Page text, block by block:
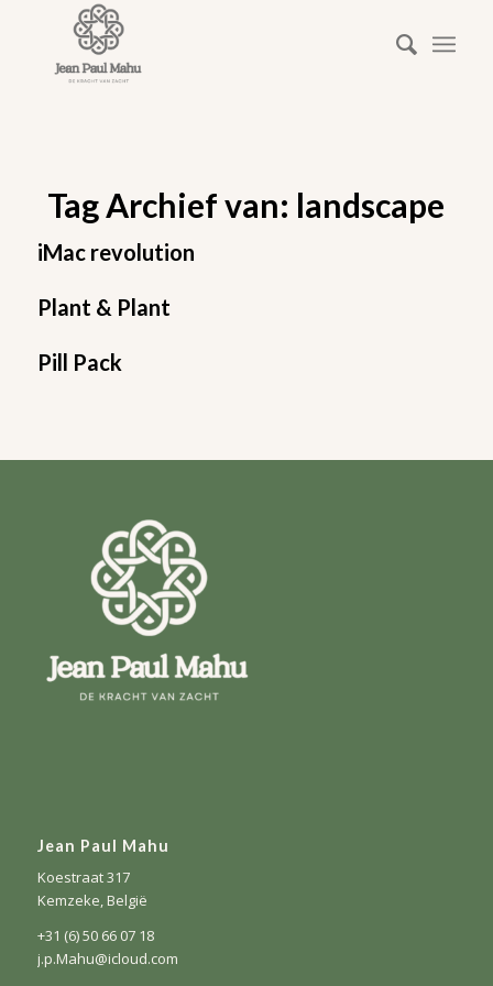
Tag Archief van: landscape
iMac revolution
Plant & Plant
Pill Pack
Jean Paul Mahu
Koestraat 317
Kemzeke, België
+31 (6) 50 66 07 18
j.p.Mahu@icloud.com